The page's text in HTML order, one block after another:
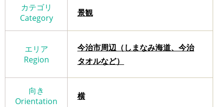
カテゴリ
Category
景観
エリア
Region
今治市周辺（しまなみ海道、今治
タオルなど）
向き
Orientation
横